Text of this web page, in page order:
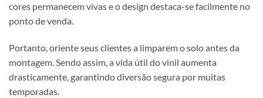
cores permanecem vivas e o design destaca-se facilmente no
ponto de venda.
Portanto, oriente seus clientes a limparem o solo antes da
montagem. Sendo assim, a vida útil do vinil aumenta
drasticamente, garantindo diversão segura por muitas
temporadas.